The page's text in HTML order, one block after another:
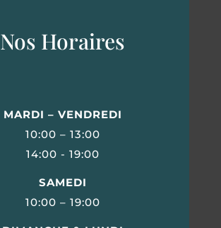
Nos Horaires
MARDI – VENDREDI
10:00 – 13:00
14:00 - 19:00
SAMEDI
10:00 – 19:00